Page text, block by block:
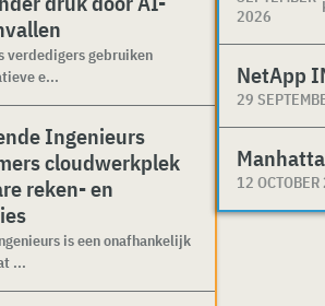
verdedigers gebruiken
e...
Ingenieurs
cloudwerkplek
reken- en
is een onafhankelijk
...
2026
NetApp
29
12